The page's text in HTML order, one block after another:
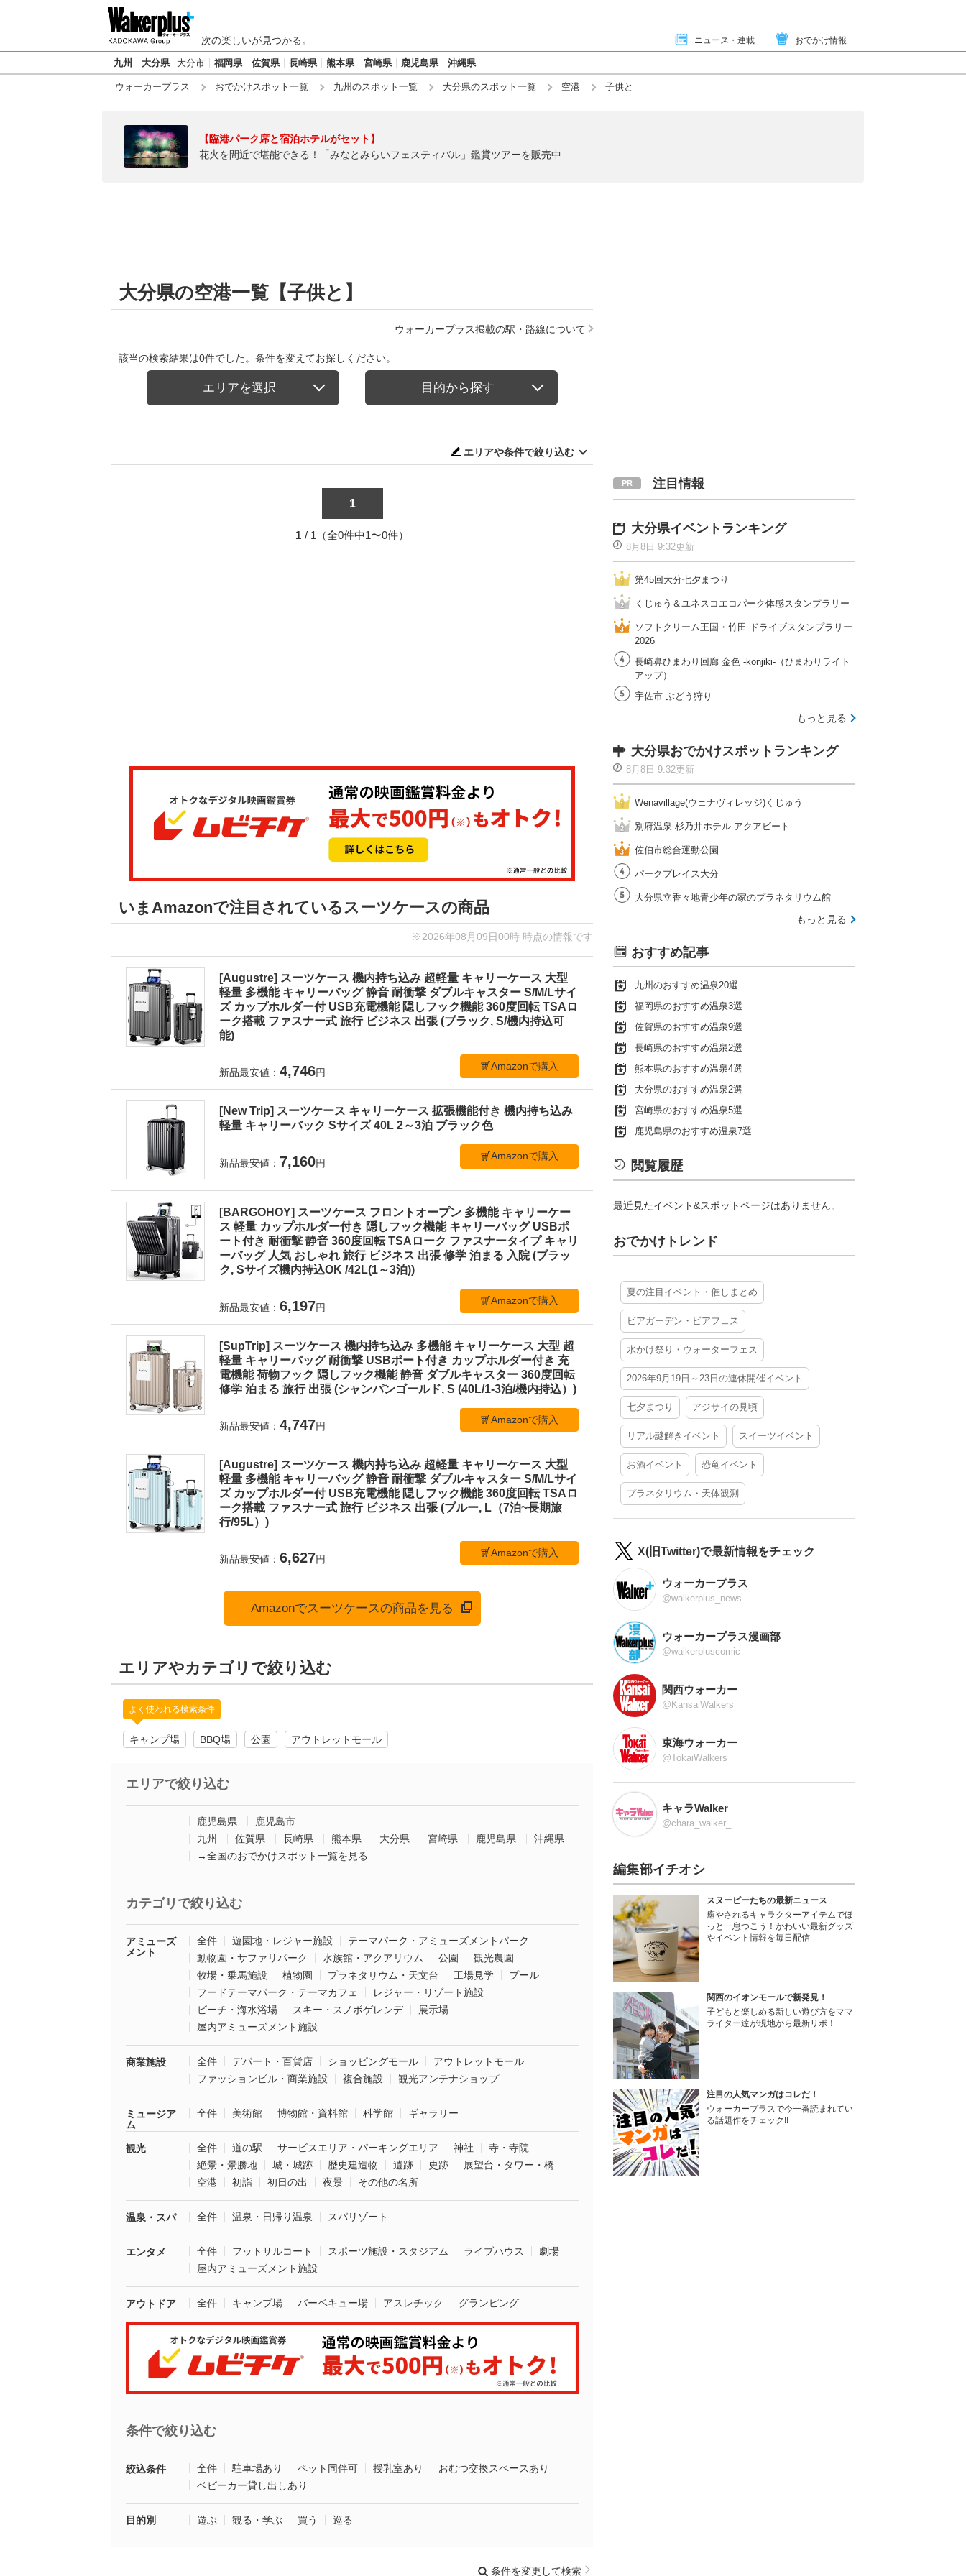
次の楽しいが見つかる。 ニュース・連載 おでかけ情報
九州 大分県 大分市 福岡県 佐賀県 長崎県 熊本県 宮崎県 鹿児島県 沖縄県
ウォーカープラス おでかけスポット一覧 九州のスポット一覧 大分県のスポット一覧 空港 子供と
【臨港パーク席と宿泊ホテルがセット】
花火を間近で堪能できる！「みなとみらいフェスティバル」鑑賞ツアーを販売中
大分県の空港一覧【子供と】
ウォーカープラス掲載の駅・路線について
該当の検索結果は0件でした。条件を変えてお探しください。
エリアを選択 目的から探す
エリアや条件で絞り込む
1
1 / 1（全0件中1〜0件）
いまAmazonで注目されているスーツケースの商品
※2026年08月09日00時 時点の情報です
[Augustre] スーツケース 機内持ち込み 超軽量 キャリーケース 大型
軽量 多機能 キャリーバッグ 静音 耐衝撃 ダブルキャスター S/M/Lサイ
ズ カップホルダー付 USB充電機能 隠しフック機能 360度回転 TSAロ
ーク搭載 ファスナー式 旅行 ビジネス 出張 (ブラック, S/機内持込可
能)
新品最安値： 4,746円
Amazonで購入
[New Trip] スーツケース キャリーケース 拡張機能付き 機内持ち込み
軽量 キャリーバック Sサイズ 40L 2～3泊 ブラック色
新品最安値： 7,160円
Amazonで購入
[BARGOHOY] スーツケース フロントオープン 多機能 キャリーケー
ス 軽量 カップホルダー付き 隠しフック機能 キャリーバッグ USBポ
ート付き 耐衝撃 静音 360度回転 TSAローク ファスナータイプ キャリ
ーバッグ 人気 おしゃれ 旅行 ビジネス 出張 修学 泊まる 入院 (ブラッ
ク, Sサイズ機内持込OK /42L(1～3泊))
新品最安値： 6,197円
Amazonで購入
[SupTrip] スーツケース 機内持ち込み 多機能 キャリーケース 大型 超
軽量 キャリーバッグ 耐衝撃 USBポート付き カップホルダー付き 充
電機能 荷物フック 隠しフック機能 静音 ダブルキャスター 360度回転
修学 泊まる 旅行 出張 (シャンパンゴールド, S (40L/1-3泊/機内持込）)
新品最安値： 4,747円
Amazonで購入
[Augustre] スーツケース 機内持ち込み 超軽量 キャリーケース 大型
軽量 多機能 キャリーバッグ 静音 耐衝撃 ダブルキャスター S/M/Lサイ
ズ カップホルダー付 USB充電機能 隠しフック機能 360度回転 TSAロ
ーク搭載 ファスナー式 旅行 ビジネス 出張 (ブルー, L（7泊~長期旅
行/95L）)
新品最安値： 6,627円
Amazonで購入
Amazonでスーツケースの商品を見る
エリアやカテゴリで絞り込む
よく使われる検索条件
キャンプ場 BBQ場 公園 アウトレットモール
エリアで絞り込む
鹿児島県
鹿児島市
九州
佐賀県 長崎県 熊本県 大分県 宮崎県 鹿児島県
沖縄県
→全国のおでかけスポット一覧を見る
カテゴリで絞り込む
アミューズ
メント
全件 遊園地・レジャー施設
テーマパーク・アミューズメントパーク
動物園・サファリパーク
水族館・アクアリウム 公園
観光農園
牧場・乗馬施設
植物園 プラネタリウム・天文台 工場見学
プール
フードテーマパーク・テーマカフェ
レジャー・リゾート施設
ビーチ・海水浴場
スキー・スノボゲレンデ
展示場
屋内アミューズメント施設
商業施設 全件 デパート・百貨店 ショッピングモール
アウトレットモール
ファッションビル・商業施設
複合施設 観光アンテナショップ
ミュージア
ム
全件 美術館 博物館・資料館 科学館 ギャラリー
観光 全件 道の駅 サービスエリア・パーキングエリア 神社
寺・寺院
絶景・景勝地
城・城跡 歴史建造物 遺跡 史跡
展望台・タワー・橋
空港
初詣 初日の出 夜景 その他の名所
温泉・スパ 全件 温泉・日帰り温泉 スパリゾート
エンタメ 全件 フットサルコート スポーツ施設・スタジアム ライブハウス
劇場
屋内アミューズメント施設
アウトドア 全件 キャンプ場 バーベキュー場 アスレチック グランピング
条件で絞り込む
絞込条件 全件 駐車場あり ペット同伴可 授乳室あり
おむつ交換スペースあり
ベビーカー貸し出しあり
目的別 遊ぶ 観る・学ぶ 買う 巡る
条件を変更して検索
注目情報
大分県イベントランキング
8月8日 9:32更新
第45回大分七夕まつり
くじゅう＆ユネスコエコパーク体感スタンプラリー
ソフトクリーム王国・竹田 ドライブスタンプラリー
2026
長崎鼻ひまわり回廊 金色 -konjiki-（ひまわりライト
アップ）
宇佐市 ぶどう狩り
もっと見る
大分県おでかけスポットランキング
8月8日 9:32更新
Wenavillage(ウェナヴィレッジ)くじゅう
別府温泉 杉乃井ホテル アクアビート
佐伯市総合運動公園
パークプレイス大分
大分県立香々地青少年の家のプラネタリウム館
もっと見る
おすすめ記事
九州のおすすめ温泉20選
福岡県のおすすめ温泉3選
佐賀県のおすすめ温泉9選
長崎県のおすすめ温泉2選
熊本県のおすすめ温泉4選
大分県のおすすめ温泉2選
宮崎県のおすすめ温泉5選
鹿児島県のおすすめ温泉7選
閲覧履歴
最近見たイベント&スポットページはありません。
おでかけトレンド
夏の注目イベント・催しまとめ
ビアガーデン・ビアフェス
水かけ祭り・ウォーターフェス
2026年9月19日～23日の連休開催イベント
七夕まつり アジサイの見頃
リアル謎解きイベント スイーツイベント
お酒イベント 恐竜イベント
プラネタリウム・天体観測
X(旧Twitter)で最新情報をチェック
ウォーカープラス
@walkerplus_news
ウォーカープラス漫画部
@walkerpluscomic
関西ウォーカー
@KansaiWalkers
東海ウォーカー
@TokaiWalkers
キャラWalker
@chara_walker_
編集部イチオシ
スヌーピーたちの最新ニュース
癒やされるキャラクターアイテムでほ
っと一息つこう！かわいい最新グッズ
やイベント情報を毎日配信
関西のイオンモールで新発見！
子どもと楽しめる新しい遊び方をママ
ライター達が現地から最新リポ！
注目の人気マンガはコレだ！
ウォーカープラスで今一番読まれてい
る話題作をチェック!!